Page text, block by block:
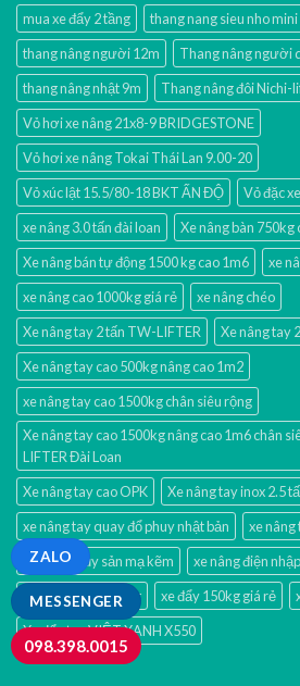
MESSENGER
ZALO
098.398.0015
mua xe đẩy 2 tầng
thang nang sieu nho mini
thang nâng người 12m
Thang nâng người
thang nâng nhật 9m
Thang nâng đôi Nichi-
Vỏ hơi xe nâng 21x8-9 BRIDGESTONE
Vỏ hơi xe nâng Tokai Thái Lan 9.00-20
Vỏ xúc lật 15.5/80-18 BKT ẤN ĐỘ
Vỏ đặc
xe nâng 3.0 tấn đài loan
Xe nâng bàn 750kg
Xe nâng bán tự động 1500 kg cao 1m6
xe
xe nâng cao 1000kg giá rẻ
xe nâng chéo
Xe nâng tay 2 tấn TW-LIFTER
Xe nâng tay
Xe nâng tay cao 500kg nâng cao 1m2
xe nâng tay cao 1500kg chân siêu rộng
Xe nâng tay cao 1500kg nâng cao 1m6 chân
LIFTER Đài Loan
Xe nâng tay cao OPK
Xe nâng tay inox 2.5
xe nâng tay quay đổ phuy nhật bản
xe nâng
xe nâng thủy sản mạ kẽm
xe nâng điện
xe đẩy 2 tầng 350kg
xe đẩy 150kg giá rẻ
Xe đẩy tay VIỆT XANH X550